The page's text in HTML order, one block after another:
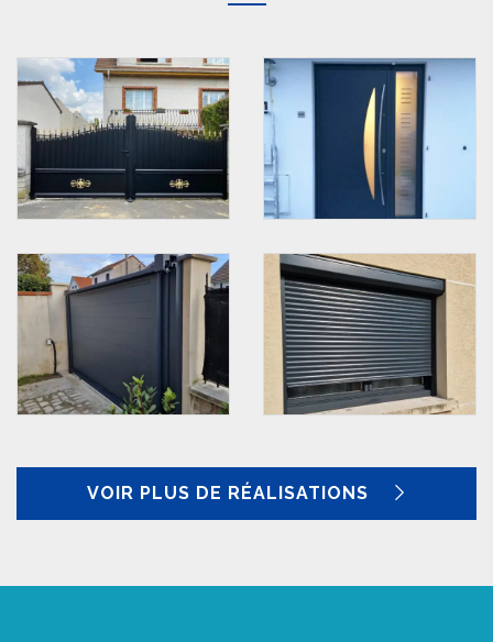
VOIR PLUS DE RÉALISATIONS